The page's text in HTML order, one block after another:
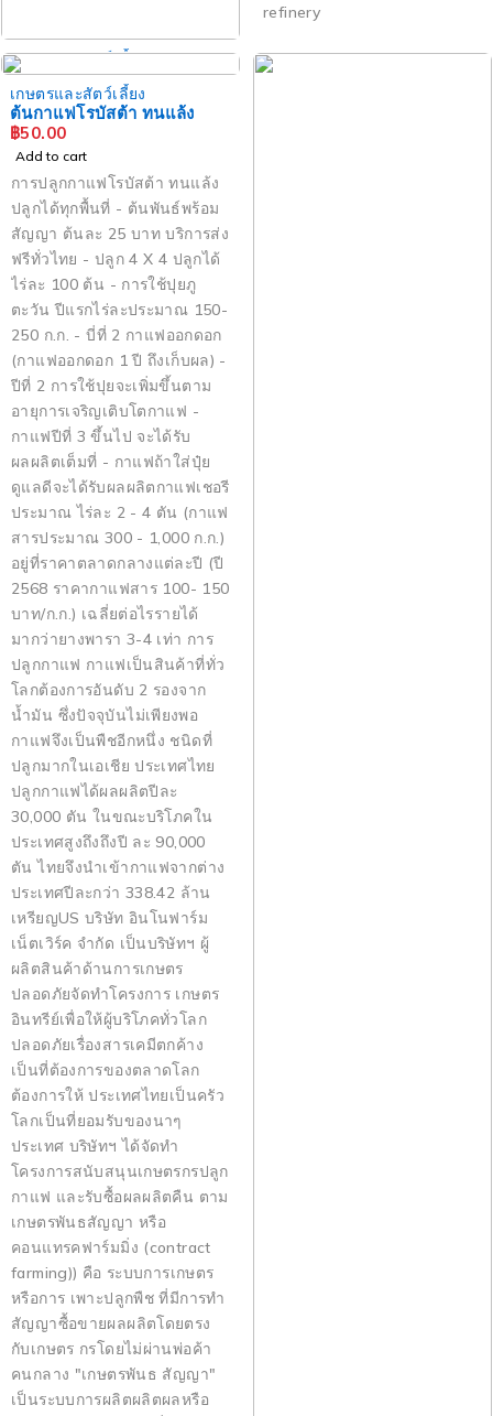
เกษตรและสัตว์เลี้ยง
ปุ๋ยอินโนฟาร์ม 1ตัน
฿13,600.00
Add to cart
refinery
เกษตรและสัตว์เลี้ยง
ต้นกาแฟโรบัสต้า ทนแล้ง
฿50.00
Add to cart
การปลูกกาแฟโรบัสต้า ทนแล้ง
ปลูกได้ทุกพื้นที่ - ต้นพันธ์พร้อม
สัญญา ต้นละ 25 บาท บริการส่ง
ฟรีทั่วไทย - ปลูก 4 X 4 ปลูกได้
ไร่ละ 100 ต้น - การใช้ปุยภู
ตะวัน ปีแรกไร่ละประมาณ 150-
250 ก.ก. - บี่ที่ 2 กาแฟออกดอก
(กาแฟออกดอก 1 ปี ถึงเก็บผล) -
ปีที่ 2 การใช้ปุยจะเพิ่มขึ้นตาม
อายุการเจริญเติบโตกาแฟ -
กาแฟปีที่ 3 ขึ้นไป จะได้รับ
ผลผลิตเต็มที่ - กาแฟถ้าใส่ปุ๋ย
ดูแลดีจะได้รับผลผลิตกาแฟเชอรี
ประมาณ ไร่ละ 2 - 4 ตัน (กาแฟ
สารประมาณ 300 - 1,000 ก.ก.)
อยู่ที่ราคาตลาดกลางแต่ละปี (ปี
2568 ราคากาแฟสาร 100- 150
บาท/ก.ก.) เฉลี่ยต่อไรรายได้
มากว่ายางพารา 3-4 เท่า การ
ปลูกกาแฟ กาแฟเป็นสินค้าที่ทั่ว
โลกต้องการอันดับ 2 รองจาก
น้ำมัน ซึ่งปัจจุบันไม่เพียงพอ
กาแฟจึงเป็นพืชอีกหนึ่ง ชนิดที่
ปลูกมากในเอเชีย ประเทศไทย
ปลูกกาแฟได้ผลผลิตปีละ
30,000 ตัน ในขณะบริโภคใน
ประเทศสูงถึงถึงปี ละ 90,000
ตัน ไทยจึงนำเข้ากาแฟจากต่าง
ประเทศปีละกว่า 338.42 ล้าน
เหรียญUS บริษัท อินโนฟาร์ม
เน็ตเวิร์ค จำกัด เป็นบริษัทฯ ผู้
ผลิตสินค้าด้านการเกษตร
ปลอดภัยจัดทำโครงการ เกษตร
อินทรีย์เพื่อให้ผู้บริโภคทั่วโลก
ปลอดภัยเรื่องสารเคมีตกค้าง
เป็นที่ต้องการของตลาดโลก
ต้องการให้ ประเทศไทยเป็นครัว
โลกเป็นที่ยอมรับของนาๆ
ประเทศ บริษัทฯ ได้จัดทำ
โครงการสนับสนุนเกษตรกรปลูก
กาแฟ และรับซื้อผลผลิตคืน ตาม
เกษตรพันธสัญญา หรือ
คอนแทรคฟาร์มมิ่ง (contract
farming)) คือ ระบบการเกษตร
หรือการ เพาะปลูกพืช ที่มีการทำ
สัญญาซื้อขายผลผลิตโดยตรง
กับเกษตร กรโดยไม่ผ่านพ่อค้า
คนกลาง "เกษตรพันธ สัญญา"
เป็นระบบการผลิตผลิตผลหรือ